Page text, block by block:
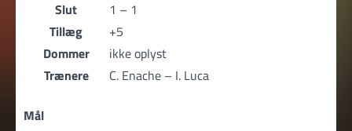
Slut
1 – 1
Tillæg
+5
Dommer
ikke oplyst
Trænere
C. Enache – I. Luca
Mål